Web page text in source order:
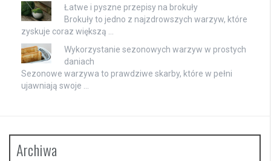
Łatwe i pyszne przepisy na brokuły
Brokuły to jedno z najzdrowszych warzyw, które
zyskuje coraz większą …
Wykorzystanie sezonowych warzyw w prostych
daniach
Sezonowe warzywa to prawdziwe skarby, które w pełni
ujawniają swoje …
Archiwa